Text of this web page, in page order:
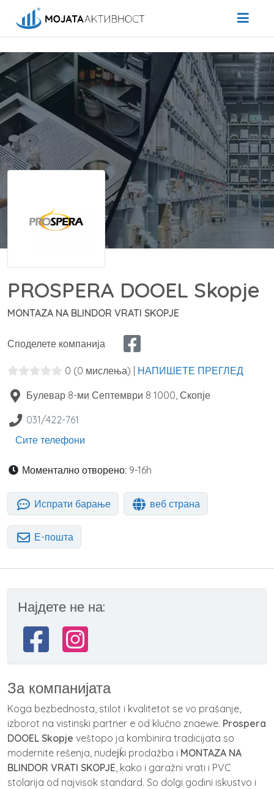
PROSPERA DOOEL Skopje
MONTAZA NA BLINDOR VRATI SKOPJE
Споделете компанија
0 (0 мислења) | НАПИШЕТЕ ПРЕГЛЕД
Булевар 8-ми Септември 8 1000 Скопје
031/422-761
Сите телефони
Моментално отворено: 9-16h
Испрати барање веб страна
Е-пошта
Најдете не на:
За компанијата
Koga bezbednosta, stilot i kvalitetot se vo prašanje,
izborot na vistinski partner e od klučno znaewe. Prospera
DOOEL Skopje veštopo ja kombinira tradicijata so
modernite rešenja, nudeјḱi prodažba i MONTAZA NA
BLINDOR VRATI SKOPJE , kako i garažni vrati i PVC
stolarija od najvisok standard. So dolgi godini iskustvo i